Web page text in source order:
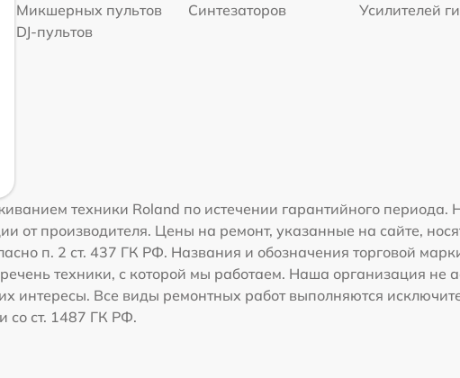
Микшерных пультов Синтезаторов
Усилителей
DJ-пультов
техники Roland по истечении гарантийного периода.
от производителя. Цены на ремонт, указанные на сайте,
п. 2 ст. 437 ГК РФ. Названия и обозначения торговой
техники, с которой мы работаем. Наша организация не
интересы. Все виды ремонтных работ выполняются
со ст. 1487 ГК РФ.